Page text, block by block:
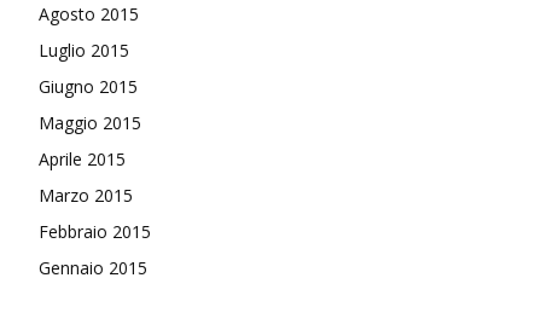
Agosto 2015
Luglio 2015
Giugno 2015
Maggio 2015
Aprile 2015
Marzo 2015
Febbraio 2015
Gennaio 2015